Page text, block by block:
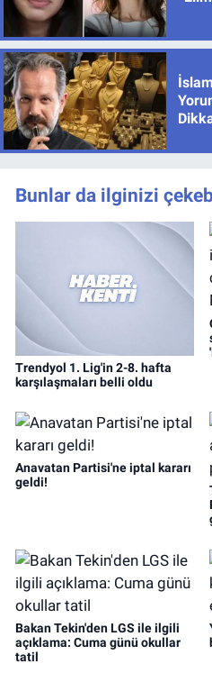
Bunlar da ilginizi
Trendyol 1. Lig'in 2-8. hafta
karşılaşmaları belli oldu
Anavatan Partisi'ne iptal kararı
geldi!
Bakan Tekin'den LGS ile ilgili
açıklama: Cuma günü okullar
tatil